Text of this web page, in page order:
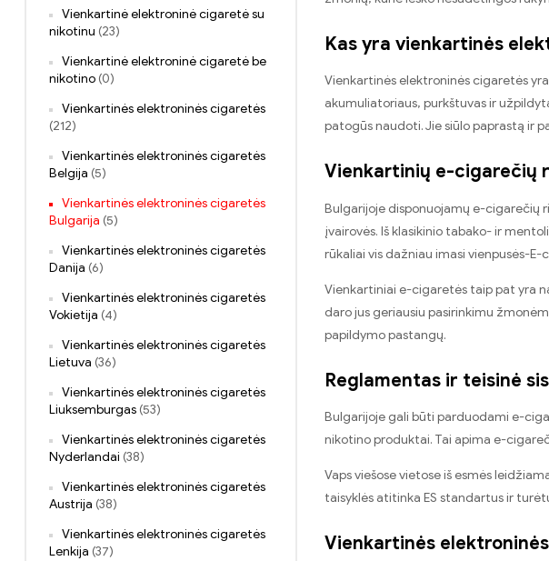
Kas yra vienkartinės
Vienkartinės elektroninės cigaretės
akumuliatoriaus, purkštuvas ir
patogūs naudoti. Jie siūlo paprastą ir
Vienkartinių e-cigarečių
Bulgarijoje disponuojamų e-cigarečių
įvairovės. Iš klasikinio tabako- ir
rūkaliai vis dažniau imasi vienpusės-
Vienkartiniai e-cigaretės taip pat yra
daro jus geriausiu pasirinkimu
papildymo pastangų.
Reglamentas ir teisinė
Bulgarijoje gali būti parduodami e-
nikotino produktai. Tai apima e-
Vaps viešose vietose iš esmės
taisyklės atitinka ES standartus ir
Vienkartinės
Vienkartinė elektroninė cigaretė su
nikotinu (23)
Vienkartinė elektroninė cigaretė be
nikotino (0)
Vienkartinės elektroninės cigaretės
(212)
Vienkartinės elektroninės cigaretės
Belgija (5)
Vienkartinės elektroninės cigaretės
Bulgarija (5)
Vienkartinės elektroninės cigaretės
Danija (6)
Vienkartinės elektroninės cigaretės
Vokietija (4)
Vienkartinės elektroninės cigaretės
Lietuva (36)
Vienkartinės elektroninės cigaretės
Liuksemburgas (53)
Vienkartinės elektroninės cigaretės
Nyderlandai (38)
Vienkartinės elektroninės cigaretės
Austrija (38)
Vienkartinės elektroninės cigaretės
Lenkija (37)